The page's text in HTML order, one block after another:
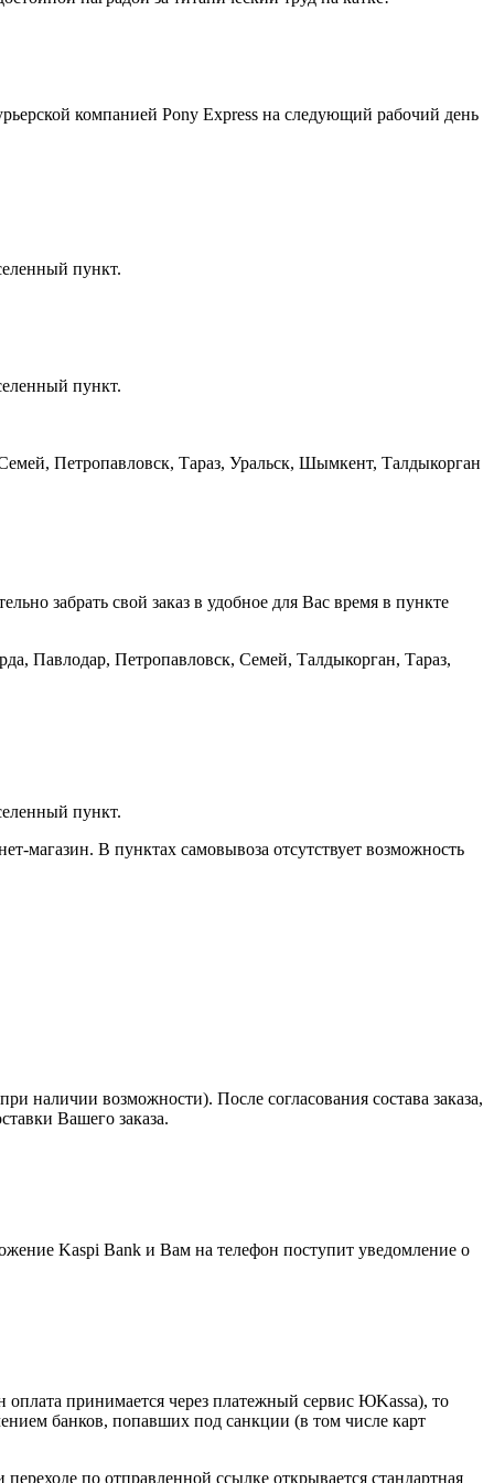
компанией Pony Express на следующий рабочий день
пункт.
пункт.
Петропавловск, Тараз, Уральск, Шымкент, Талдыкорган
забрать свой заказ в удобное для Вас время в пункте
Павлодар, Петропавловск, Семей, Талдыкорган, Тараз,
пункт.
магазин. В пунктах самовывоза отсутствует возможность
наличии возможности). После согласования состава заказа,
Вашего заказа.
Kaspi Bank и Вам на телефон поступит уведомление о
оплата принимается через платежный сервис ЮKassa), то
банков, попавших под санкции (в том числе карт
по отправленной ссылке открывается стандартная